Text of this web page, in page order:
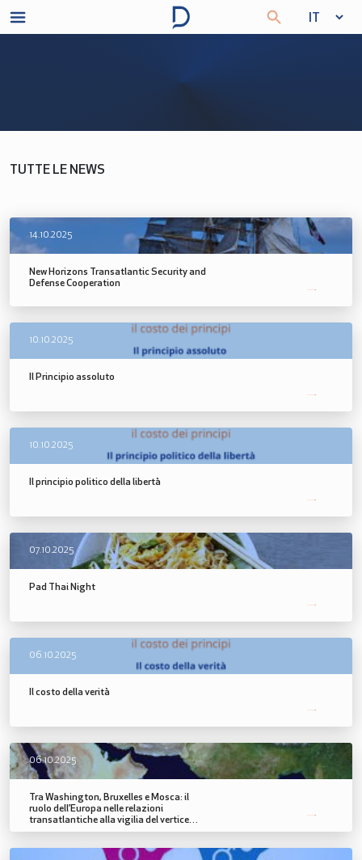
TUTTE LE NEWS
14.10.2025
New Horizons Transatlantic Security and
Defense Cooperation
10.10.2025
Il Principio assoluto
10.10.2025
Il principio politico della libertà
07.10.2025
Pad Thai Night
06.10.2025
Il costo della verità
06.10.2025
Tra Washington, Bruxelles e Mosca: il
ruolo dell’Europa nelle relazioni
transatlantiche alla vigilia del vertice
Trump–Putin e nei nuovi equilibri dal